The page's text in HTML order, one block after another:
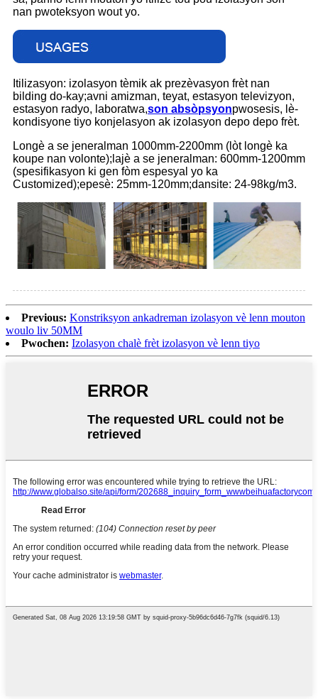
nan pwoteksyon wout yo.
Itilizasyon: izolasyon tèmik ak prezèvasyon frèt nan
bilding do-kay;avni amizman, teyat, estasyon televizyon,
estasyon radyo, laboratwa,son absòpsyonpwosesis, lè-
kondisyone tiyo konjelasyon ak izolasyon depo depo frèt.
Longè a se jeneralman 1000mm-2200mm (lòt longè ka
koupe nan volonte);lajè a se jeneralman: 600mm-1200mm
(spesifikasyon ki gen fòm espesyal yo ka
Customized);epesè: 25mm-120mm;dansite: 24-98kg/m3.
Previous: Konstriksyon ankadreman izolasyon vè lenn mouton
woulo liv 50MM
Pwochen: Izolasyon chalè frèt izolasyon vè lenn tiyo